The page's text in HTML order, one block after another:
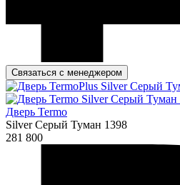
Связаться с менеджером
Дверь Termo
Silver Серый Туман 1398
281 800